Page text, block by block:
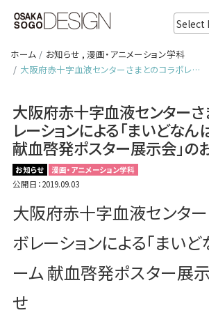
Select
ホーム お知らせ , 漫画・アニメーション学科
大阪府赤十字血液センターさまとのコラボレ…
大阪府赤十字血液センターさ
レーションによる「まいどな
献血啓発ポスター展示会」の
お知らせ 漫画・アニメーション学科
公開日：2019.09.03
大阪府赤十字血液センタ
ボレーションによる「まい
ーム 献血啓発ポスター展
せ